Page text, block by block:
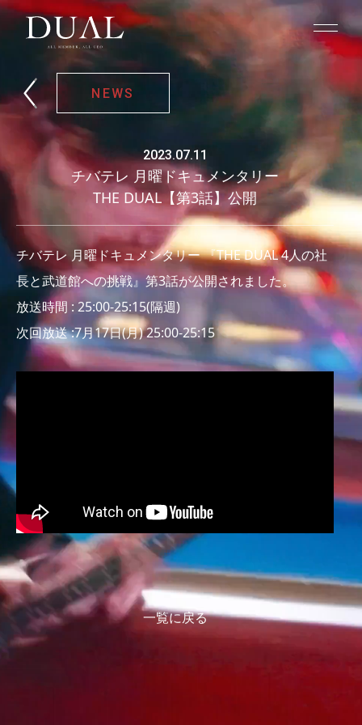
NEWS
2023.07.11
チバテレ 月曜ドキュメンタリー
THE DUAL【第3話】公開
チバテレ 月曜ドキュメンタリー 『THE DUAL 4人の社
長と武道館への挑戦』第3話が公開されました。
放送時間 : 25:00-25:15(隔週)
次回放送 :7月17日(月) 25:00-25:15
一覧に戻る